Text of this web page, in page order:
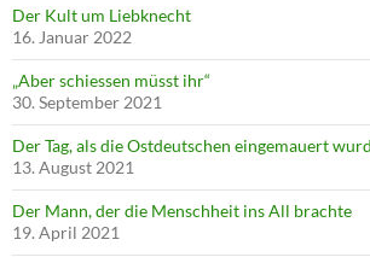
Der Kult um Liebknecht
16. Januar 2022
„Aber schiessen müsst ihr“
30. September 2021
Der Tag, als die Ostdeutschen eingemauert
13. August 2021
Der Mann, der die Menschheit ins All brachte
19. April 2021